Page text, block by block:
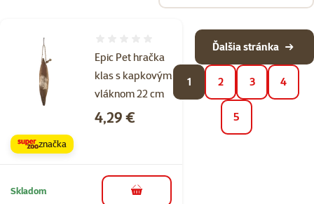
Epic Pet hračka
klas s kapkovým
vláknom 22 cm
Cena
4,29 €
značka
Skladom do košíka
1 2 3 4
5
Ďalšia stránka